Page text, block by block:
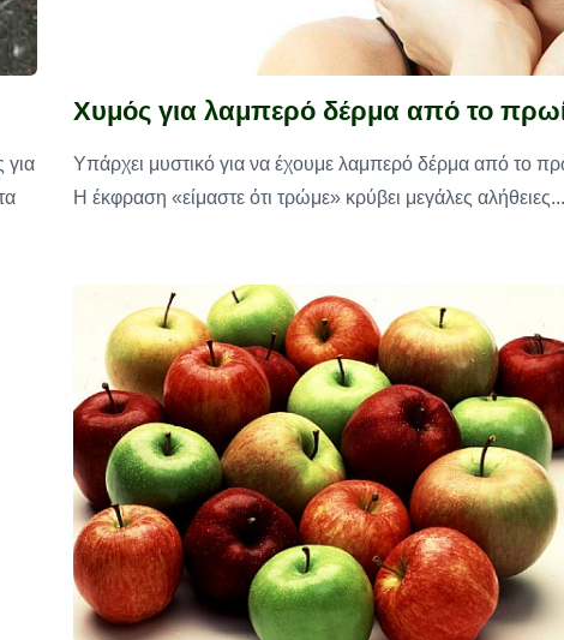
για
Χυμός για λαμπερό δέρμα από το
Υπάρχει μυστικό για να έχουμε λαμπερό δέρμα από το
Η έκφραση «είμαστε ότι τρώμε» κρύβει μεγάλες